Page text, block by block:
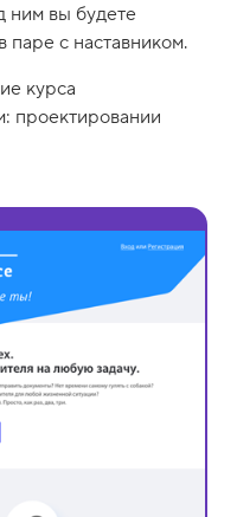
ним вы будете
паре с наставником.
курса
проектировании